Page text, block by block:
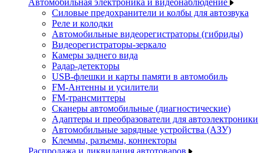
Автомобильная электроника и видеонаблюдение
Силовые предохранители и колбы для автозвука
Реле и колодки
Автомобильные видеорегистраторы (гибриды)
Видеорегистраторы-зеркало
Камеры заднего вида
Радар-детекторы
USB-флешки и карты памяти в автомобиль
FM-Антенны и усилители
FM-трансмиттеры
Сканеры автомобильные (диагностические)
Адаптеры и преобразователи для автоэлектроники
Автомобильные зарядные устройства (АЗУ)
Клеммы, разъемы, коннекторы
Распродажа и ликвидация автотоваров